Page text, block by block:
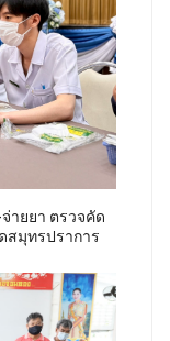
ายยา ตรวจคัด
สมุทรปราการ